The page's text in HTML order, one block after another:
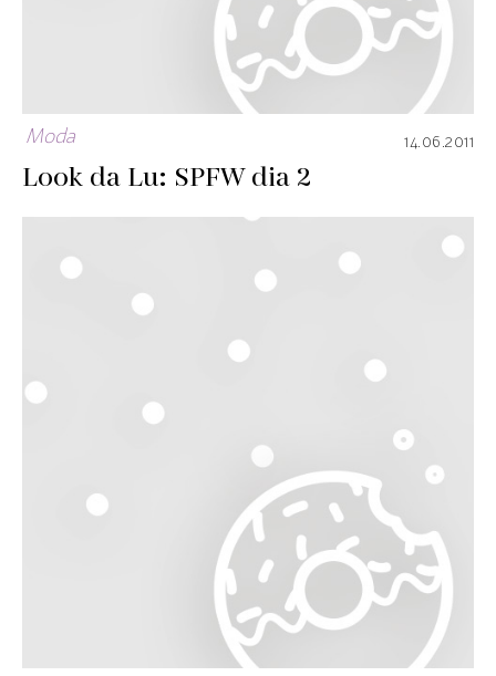
Moda 14.06.2011
Look da Lu: SPFW dia 2